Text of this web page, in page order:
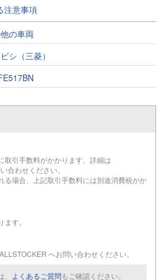
注意事項
の車両
シ（三菱）
取引手数料がかかります。詳細は
合わせください。
る場合、上記取引手数料には別途消費税がか
す。
へお問い合わせください。
よくあるご質問もご確認ください。